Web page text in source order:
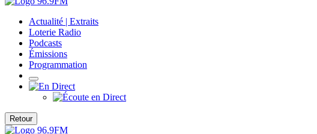
Actualité | Extraits
Loterie Radio
Podcasts
Émissions
Programmation
Retour